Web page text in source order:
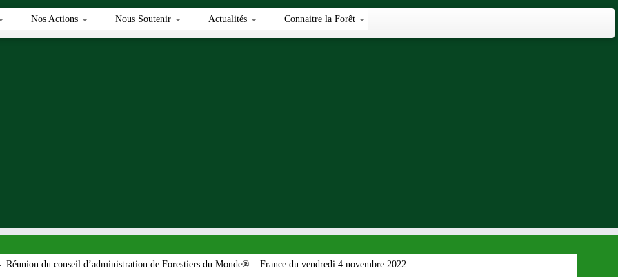
Nos Actions Nous Soutenir Actualités Connaitre la Forêt
du conseil d’administration de Forestiers du Monde® – France du vendredi 4 novembre 2022.